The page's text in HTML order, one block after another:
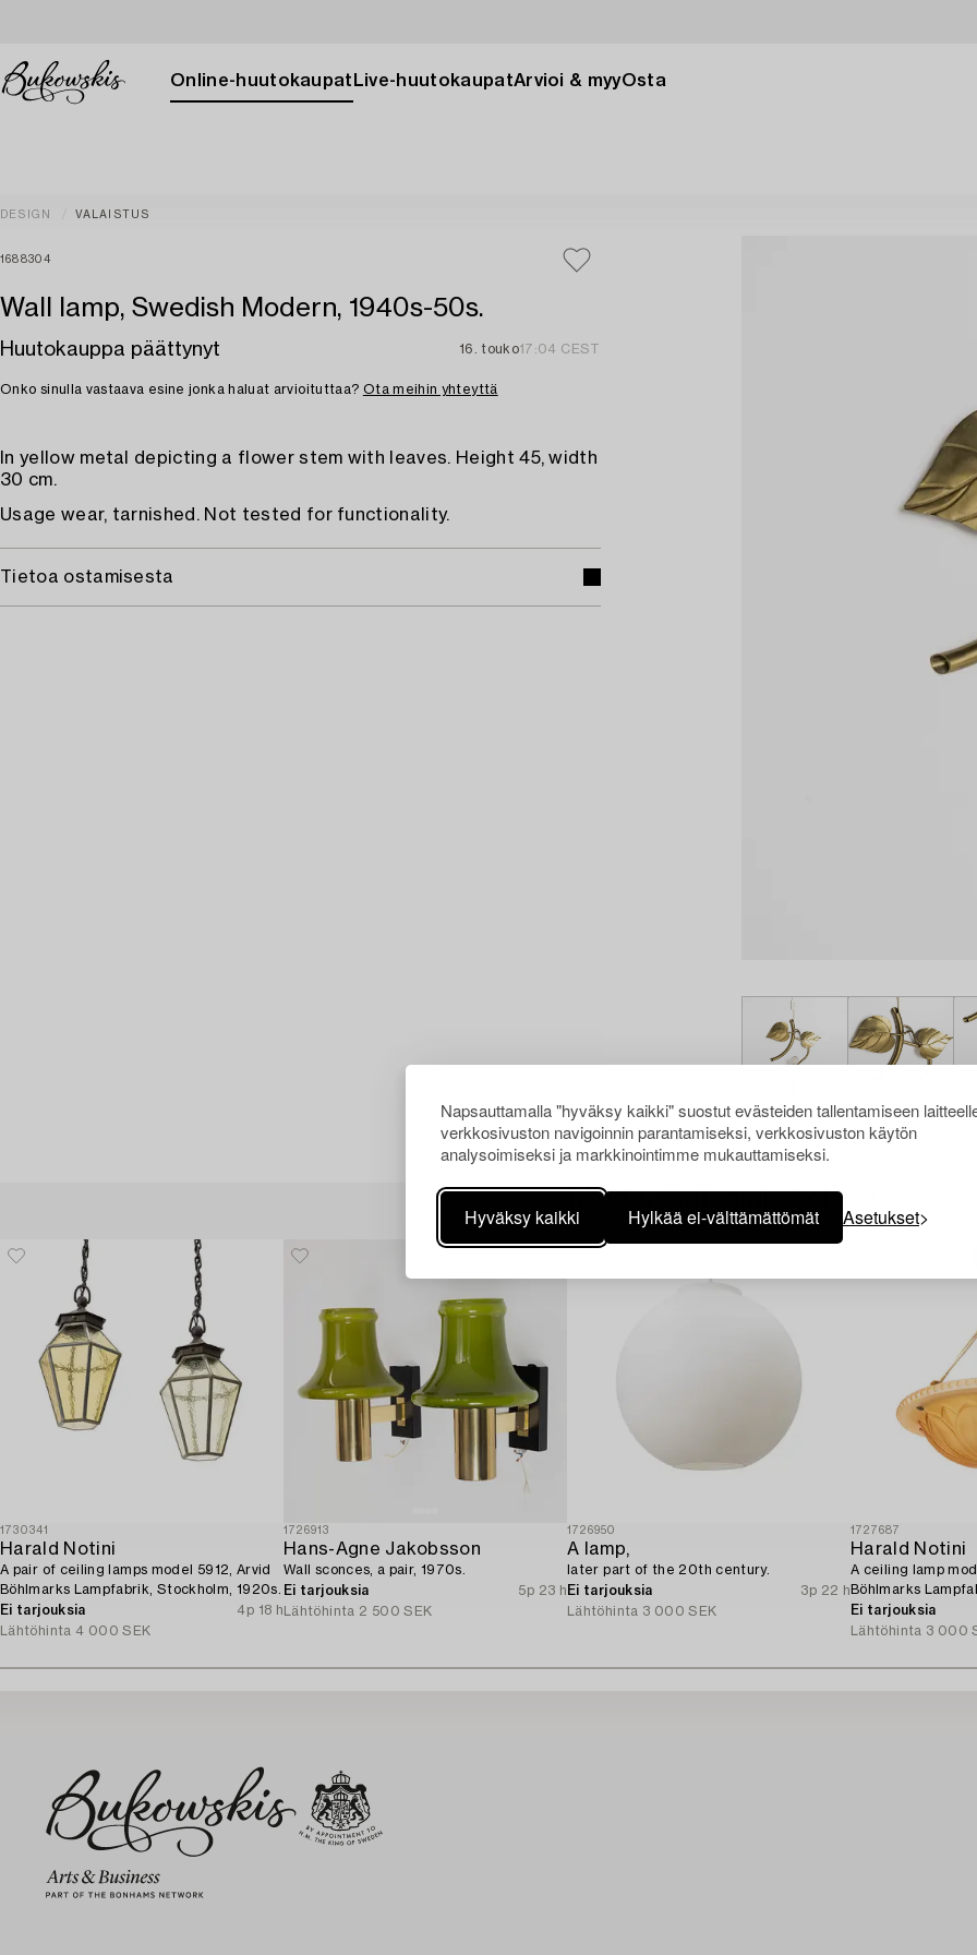
Napsauttamalla "hyväksy kaikki" suostut evästeiden tallentamiseen
verkkosivuston navigoinnin parantamiseksi, verkkosivuston käytön
analysoimiseksi ja markkinointimme mukauttamiseksi.
Hyväksy kaikki Hylkää ei-välttämättömät Asetukset
Online-huutokaupat Live-huutokaupatArvioi & myyOsta
DESIGN VALAISTUS
1688304
Wall lamp, Swedish Modern, 1940s-50s.
Huutokauppa päättynyt 16. touko17:04 CEST
Onko sinulla vastaava esine jonka haluat arvioituttaa? Ota meihin yhteyttä
In yellow metal depicting a flower stem with leaves. Height 45, width
30 cm.
Usage wear, tarnished. Not tested for functionality.
Tietoa ostamisesta
Muiden katsomia kohteita
1730341
Harald Notini
A pair of ceiling lamps model 5912, Arvid
Böhlmarks Lampfabrik, Stockholm, 1920s.
Ei tarjouksia
4p 18 h
Lähtöhinta 4 000 SEK
1726913
Hans-Agne Jakobsson
Wall sconces, a pair, 1970s.
Ei tarjouksia
5p 23 h
Lähtöhinta 2 500 SEK
1726950
A lamp,
later part of the 20th century.
Ei tarjouksia
3p 22 h
Lähtöhinta 3 000 SEK
1727687
Harald Notini
A ceiling lamp
Böhlmarks
Ei tarjouksia
Lähtöhinta 3 000